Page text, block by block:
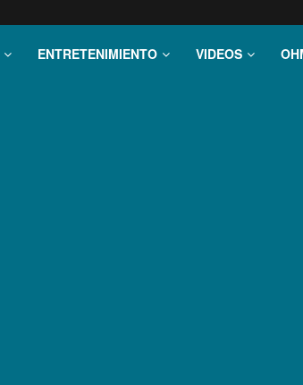
ENTRETENIMIENTO VIDEOS